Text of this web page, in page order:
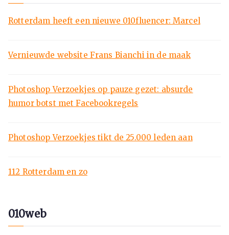
Rotterdam heeft een nieuwe 010fluencer: Marcel
Vernieuwde website Frans Bianchi in de maak
Photoshop Verzoekjes op pauze gezet: absurde
humor botst met Facebookregels
Photoshop Verzoekjes tikt de 25.000 leden aan
112 Rotterdam en zo
010web